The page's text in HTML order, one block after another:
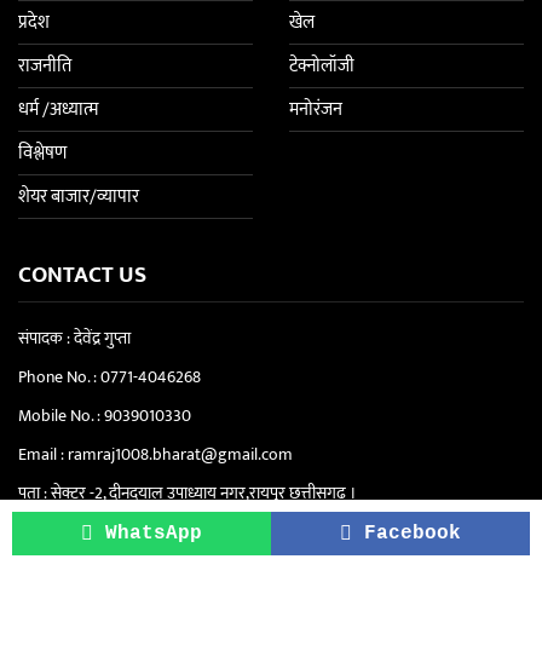
प्रदेश
राजनीति
धर्म /अध्यात्म
विश्लेषण
शेयर बाजार/व्यापार
खेल
टेक्नोलॉजी
मनोरंजन
CONTACT US
संपादक : देवेंद्र गुप्ता
Phone No. :0771-4046268
Mobile No. :9039010330
Email :ramraj1008.bharat@gmail.com
पता : सेक्टर -2, दीनदयाल उपाध्याय नगर,रायपुर छत्तीसगढ़ ।
सिटी ऑफिस "रामराज" - सेंट्रल स्कूल के पास, सेक्टर
4, दीनदयाल उपाध्याय नगर, रायपुर (छत्तीसगढ़)
WhatsApp Facebook